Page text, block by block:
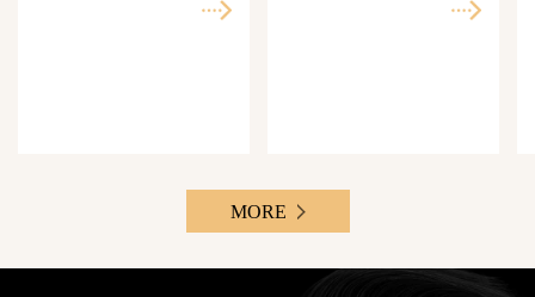
世代最爱分享的发型设
MORE